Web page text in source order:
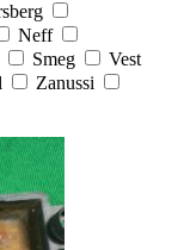
Neff
Smeg
Vest
Zanussi